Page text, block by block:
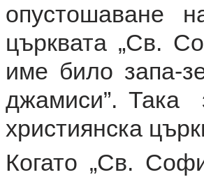
опустошаване
църквата „Св.
име било запа-
джамиси”. Така
християнска
Когато „Св.